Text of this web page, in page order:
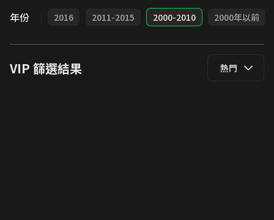
年份
2017 2016 2011-2015 2000-2010 2000年以前
VIP 篩選結果 熱門